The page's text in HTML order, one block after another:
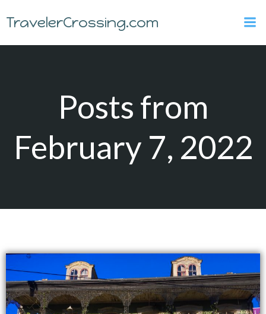
to
TravelerCrossing.com
Posts from
February 7, 2022